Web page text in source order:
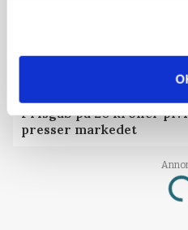
Prisgab på 20 kroner pr.
presser markedet